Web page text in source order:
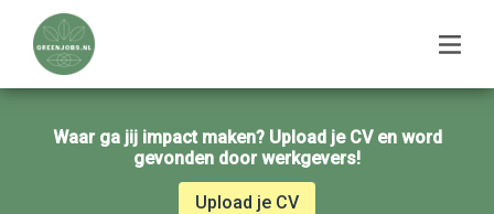
Waar ga jij impact maken? Upload je CV en word
gevonden door werkgevers!
Upload je CV